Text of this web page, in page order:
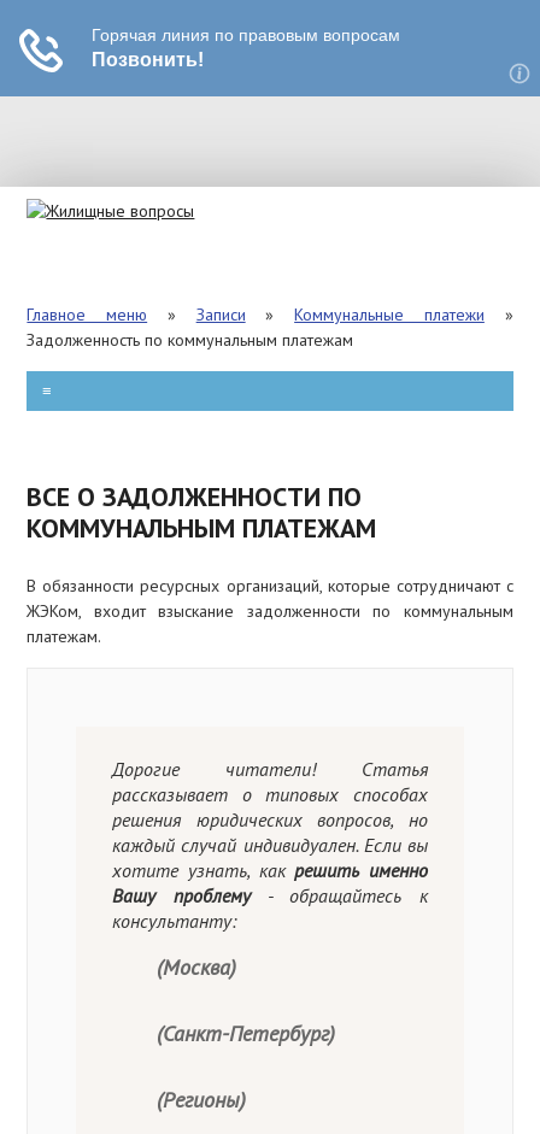
РЕКЛАМА
ПРИВАТИЗАЦИЯ
ЗАТОПЛЕНИЕ
ИЖС
Главное меню » Записи »Коммунальные платежи »
Задолженность по коммунальным платежам
≡
ВСЕ О ЗАДОЛЖЕННОСТИ ПО
КОММУНАЛЬНЫМ ПЛАТЕЖАМ
В обязанности ресурсных организаций, которые сотрудничают с
ЖЭКом, входит взыскание задолженности по коммунальным
платежам.
Дорогие читатели! Статья
рассказывает о типовых способах
решения юридических вопросов, но
каждый случай индивидуален. Если вы
хотите узнать, какрешить именно
Вашу проблему- обращайтесь к
консультанту:
(Москва)
(Санкт-Петербург)
(Регионы)